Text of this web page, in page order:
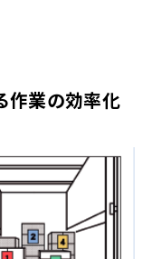
作業の効率化